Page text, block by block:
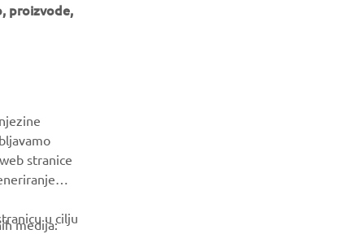
prvi koji će saznati o najnovijim ponudama, posebnim
novim izdanjima i još mnogo toga
proizvode,
stranice
u cilju
medija: